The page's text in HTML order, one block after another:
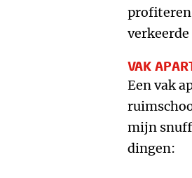
VAK
Een vak
mijn
dingen: